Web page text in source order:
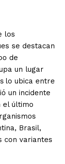
los
se destacan
de
un lugar
lo ubica entre
un incidente
el último
Brasil,
con variantes